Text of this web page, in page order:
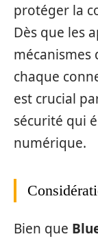
protéger la
Dès que les
mécanismes
chaque
est crucial
sécurité qui
numérique.
Bien que